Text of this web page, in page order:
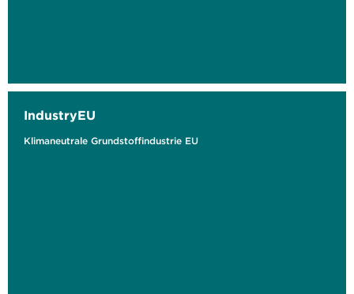
IndustryEU
Klimaneutrale Grundstoffindustrie EU